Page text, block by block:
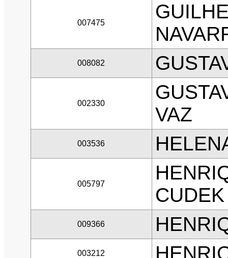
007475
008082
002330
VAZ
003536
005797
CUDEK
009366
003212